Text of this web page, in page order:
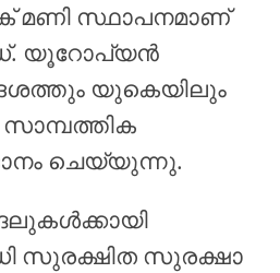
മണി സ്ഥാപനമാണ്
യൂറോപ്യൻ
യുകെയിലും
ചെയ്യുന്നു.
സുരക്ഷിത സുരക്ഷാ